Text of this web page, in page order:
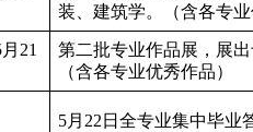
装、建筑学。（含各专
月 21
第二批专业作品展，展
（含各专业优秀作品）
5月 22 日全专业集中毕业